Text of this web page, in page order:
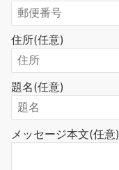
住所(任意)
題名(任意)
メッセージ本文(任意)